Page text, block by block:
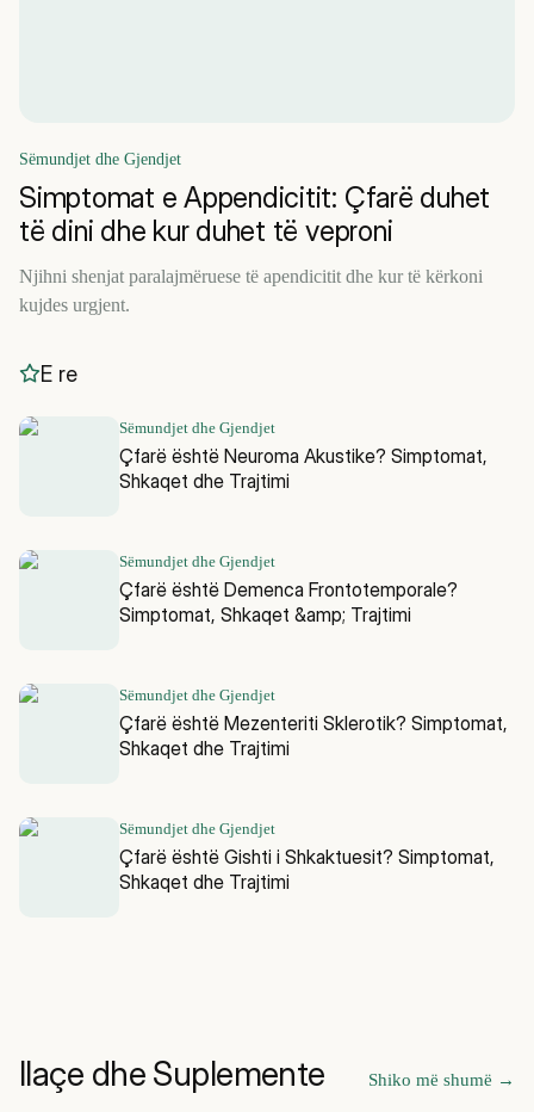
Sëmundjet dhe Gjendjet
Simptomat e Appendicitit: Çfarë duhet
të dini dhe kur duhet të veproni
Njihni shenjat paralajmëruese të apendicitit dhe kur të kërkoni
kujdes urgjent.
E re
Sëmundjet dhe Gjendjet
Çfarë është Neuroma Akustike? Simptomat,
Shkaqet dhe Trajtimi
Sëmundjet dhe Gjendjet
Çfarë është Demenca Frontotemporale?
Simptomat, Shkaqet &amp; Trajtimi
Sëmundjet dhe Gjendjet
Çfarë është Mezenteriti Sklerotik? Simptomat,
Shkaqet dhe Trajtimi
Sëmundjet dhe Gjendjet
Çfarë është Gishti i Shkaktuesit? Simptomat,
Shkaqet dhe Trajtimi
Ilaçe dhe Suplemente Shiko më shumë →